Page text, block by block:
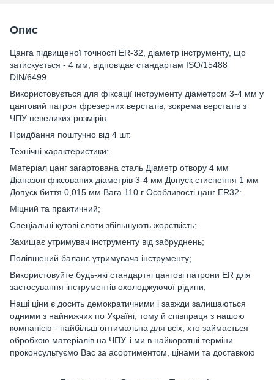
Опис
Цанга підвищеної точності ER-32, діаметр інструменту, що
затискується - 4 мм, відповідає стандартам ISO/15488
DIN/6499.
Використовується для фіксації інструменту діаметром 3-4 мм у
цанговий патрон фрезерних верстатів, зокрема верстатів з
ЧПУ невеликих розмірів.
Придбання поштучно від 4 шт.
Технічні характеристики:
Матеріал цанг загартована сталь Діаметр отвору 4 мм
Діапазон фіксованих діаметрів 3-4 мм Допуск стиснення 1 мм
Допуск биття 0,015 мм Вага 110 г Особливості цанг ER32:
Міцний та практичний;
Спеціальні кутові слоти збільшують жорсткість;
Захищає утримувач інструменту від забруднень;
Поліпшений баланс утримувача інструменту;
Використовуйте будь-які стандартні цангові патрони ER для
застосування інструментів охолоджуючої рідини;
Наші ціни є досить демократичними і завжди залишаються
одними з найнижчих по Україні, тому й співпраця з нашою
компанією - найбільш оптимальна для всіх, хто займається
обробкою матеріалів на ЧПУ. і ми в найкоротші терміни
проконсультуємо Вас за асортиментом, цінами та доставкою